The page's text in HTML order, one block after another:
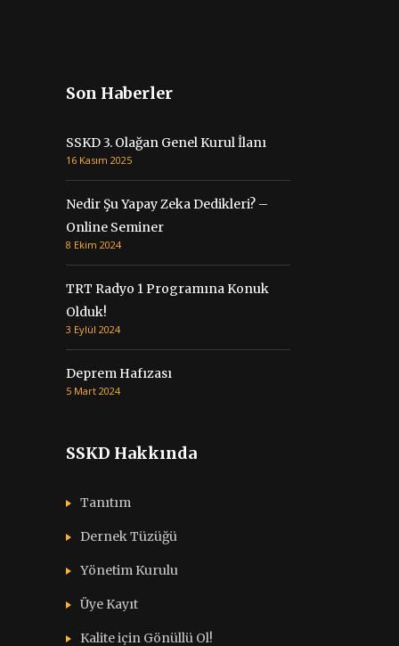
Son Haberler
SSKD 3. Olağan Genel Kurul İlanı
16 Kasım 2025
Nedir Şu Yapay Zeka Dedikleri? –
Online Seminer
8 Ekim 2024
TRT Radyo 1 Programına Konuk
Olduk!
3 Eylül 2024
Deprem Hafızası
5 Mart 2024
SSKD Hakkında
Tanıtım
Dernek Tüzüğü
Yönetim Kurulu
Üye Kayıt
Kalite için Gönüllü Ol!